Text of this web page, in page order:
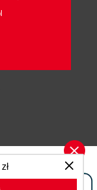
Apply AI
data fabric
data-as-
of view
environment and
human features
and exploitation